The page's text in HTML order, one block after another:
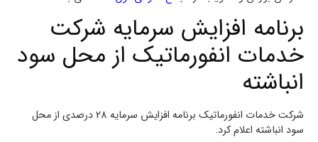
برنامه افزایش سرمایه شرکت
خدمات انفورماتیک از محل سود
انباشته
شرکت خدمات انفورماتیک برنامه افزایش سرمایه 28 درصدی از محل
سود انباشته اعلام کرد.